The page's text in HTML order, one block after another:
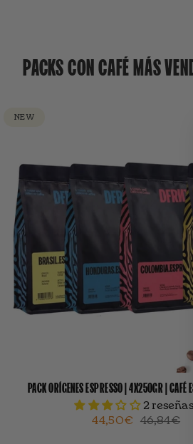
PACKS CON CAFÉ MÁS
NEW
PACK ORÍGENES ESPRESSO | 4X250GR | CAFÉ
2 reseñas
44,50€
46,84€